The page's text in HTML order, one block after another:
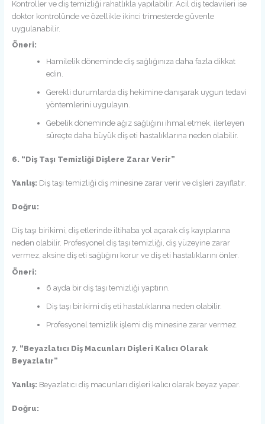
Kontroller ve diş temizliği rahatlıkla yapılabilir. Acil diş tedavileri ise
doktor kontrolünde ve özellikle ikinci trimesterde güvenle
uygulanabilir.
Öneri:
Hamilelik döneminde diş sağlığınıza daha fazla dikkat
edin.
Gerekli durumlarda diş hekimine danışarak uygun tedavi
yöntemlerini uygulayın.
Gebelik döneminde ağız sağlığını ihmal etmek, ilerleyen
süreçte daha büyük diş eti hastalıklarına neden olabilir.
6. “Diş Taşı Temizliği Dişlere Zarar Verir”
Yanlış: Diş taşı temizliği diş minesine zarar verir ve dişleri zayıflatır.
Doğru:
Diş taşı birikimi, diş etlerinde iltihaba yol açarak diş kayıplarına
neden olabilir. Profesyonel diş taşı temizliği, diş yüzeyine zarar
vermez, aksine diş eti sağlığını korur ve diş eti hastalıklarını önler.
Öneri:
6 ayda bir diş taşı temizliği yaptırın.
Diş taşı birikimi diş eti hastalıklarına neden olabilir.
Profesyonel temizlik işlemi diş minesine zarar vermez.
7. “Beyazlatıcı Diş Macunları Dişleri Kalıcı Olarak
Beyazlatır”
Yanlış: Beyazlatıcı diş macunları dişleri kalıcı olarak beyaz yapar.
Doğru: